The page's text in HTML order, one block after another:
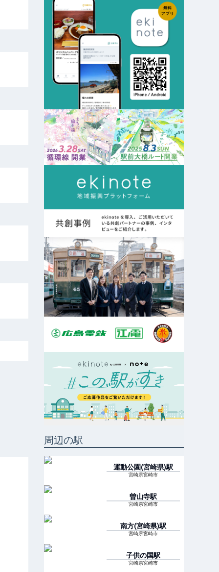
周辺の駅
運動公園(宮崎県)駅
宮崎県宮崎市
曽山寺駅
宮崎県宮崎市
南方(宮崎県)駅
宮崎県宮崎市
子供の国駅
宮崎県宮崎市